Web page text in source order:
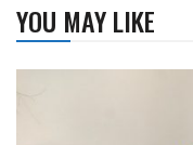
YOU MAY LIKE